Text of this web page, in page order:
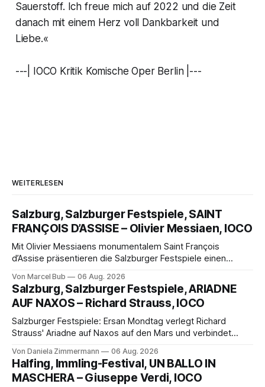
Sauerstoff. Ich freue mich auf 2022 und die Zeit
danach mit einem Herz voll Dankbarkeit und
Liebe.«
---| IOCO Kritik Komische Oper Berlin |---
WEITERLESEN
Salzburg, Salzburger Festspiele, SAINT
FRANÇOIS D’ASSISE – Olivier Messiaen, IOCO
Mit Olivier Messiaens monumentalem Saint François
d’Assise präsentieren die Salzburger Festspiele einen
eine bildgewaltige Inszenierung, Maxime Pascal entfaltet
die komplexe Partitur eindrucksvoll, Philippe Sly berührt als
Franziskus.
Von Marcel Bub 06 Aug. 2026
Salzburg, Salzburger Festspiele, ARIADNE
AUF NAXOS – Richard Strauss, IOCO
Salzburger Festspiele: Ersan Mondtag verlegt Richard
Strauss' Ariadne auf Naxos auf den Mars und verbindet
Aufführung mit starken Solisten und den Wiener
Philharmonikern, szenisch bleibt der zweite Akt jedoch
hinter den Erwartungen zurück.
Von Daniela Zimmermann 06 Aug. 2026
Halfing, Immling-Festival, UN BALLO IN
MASCHERA – Giuseppe Verdi, IOCO